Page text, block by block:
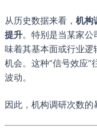
从历史数据来看， 机构
提升。特别是当某家
味着其基本面或行业逻
机会。这种“信号效应
波动。
因此，机构调研次数的